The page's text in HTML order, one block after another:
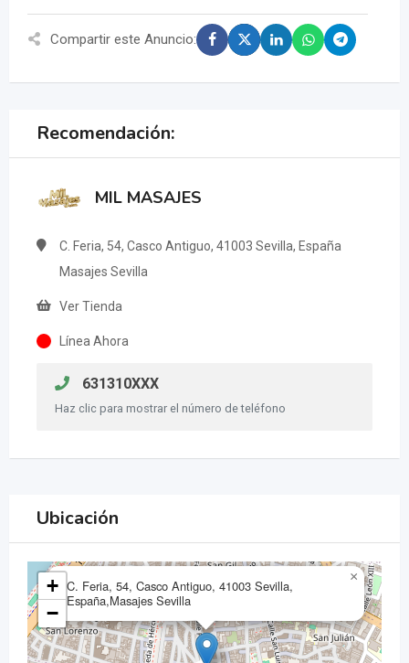
Compartir este Anuncio:
Recomendación:
MIL MASAJES
C. Feria, 54, Casco Antiguo, 41003 Sevilla, España
Masajes Sevilla
Ver Tienda
Línea Ahora
631310XXX
Haz clic para mostrar el número de teléfono
Ubicación
C. Feria, 54, Casco Antiguo, 41003 Sevilla,
España,Masajes Sevilla
×
+
−